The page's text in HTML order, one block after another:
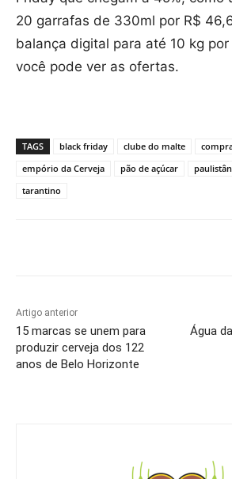
20 garrafas de 330ml por R$
balança digital para até 10 kg por
você pode ver as ofertas.
TAGS black friday clube do malte
empório da Cerveja
pão de açúcar
tarantino
Artigo anterior
15 marcas se unem para
produzir cerveja dos 122
anos de Belo Horizonte
Água